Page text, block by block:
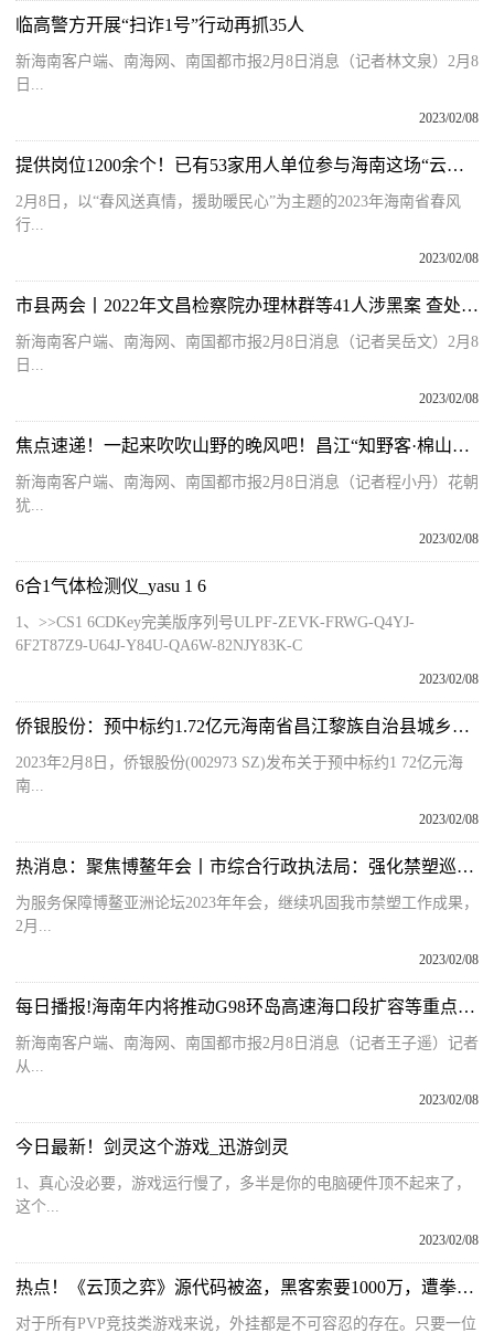
临高警方开展“扫诈1号”行动再抓35人
新海南客户端、南海网、南国都市报2月8日消息（记者林文泉）2月8
日...
2023/02/08
提供岗位1200余个！已有53家用人单位参与海南这场“云招聘”
2月8日，以“春风送真情，援助暖民心”为主题的2023年海南省春风
行...
2023/02/08
市县两会丨2022年文昌检察院办理林群等41人涉黑案 查处违法所得3859万元
新海南客户端、南海网、南国都市报2月8日消息（记者吴岳文）2月8
日...
2023/02/08
焦点速递！一起来吹吹山野的晚风吧！昌江“知野客·棉山野宿”露营营地正式开营
新海南客户端、南海网、南国都市报2月8日消息（记者程小丹）花朝
犹...
2023/02/08
6合1气体检测仪_yasu 1 6
1、>>CS1 6CDKey完美版序列号ULPF-ZEVK-FRWG-Q4YJ-
6F2T87Z9-U64J-Y84U-QA6W-82NJY83K-C
2023/02/08
侨银股份：预中标约1.72亿元海南省昌江黎族自治县城乡环卫作业市场化管理项目
2023年2月8日，侨银股份(002973 SZ)发布关于预中标约1 72亿元海
南...
2023/02/08
热消息：聚焦博鳌年会丨市综合行政执法局：强化禁塑巡查宣传工作 服务保障博鳌年会
为服务保障博鳌亚洲论坛2023年年会，继续巩固我市禁塑工作成果，
2月...
2023/02/08
每日播报!海南年内将推动G98环岛高速海口段扩容等重点项目取得实质性进展
新海南客户端、南海网、南国都市报2月8日消息（记者王子遥）记者
从...
2023/02/08
今日最新！剑灵这个游戏_迅游剑灵
1、真心没必要，游戏运行慢了，多半是你的电脑硬件顶不起来了，
这个...
2023/02/08
热点！《云顶之弈》源代码被盗，黑客索要1000万，遭拳头一口回绝
对于所有PVP竞技类游戏来说，外挂都是不可容忍的存在。只要一位